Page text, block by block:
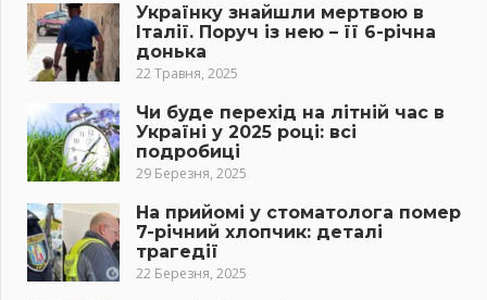
Українку знайшли мертвою в
Італії. Поруч із нею – її 6-річна
донька
22 Травня, 2025
Чи буде перехід на літній час в
Україні у 2025 році: всі
подробиці
29 Березня, 2025
На прийомі у стоматолога помер
7-річний хлопчик: деталі
трагедії
22 Березня, 2025